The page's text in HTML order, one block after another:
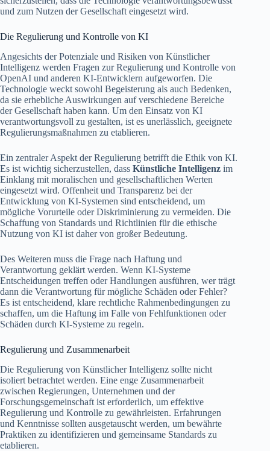
und zum Nutzen der Gesellschaft eingesetzt wird.
Die Regulierung und Kontrolle von KI
Angesichts der Potenziale und Risiken von Künstlicher
Intelligenz werden Fragen zur Regulierung und Kontrolle von
OpenAI und anderen KI-Entwicklern aufgeworfen. Die
Technologie weckt sowohl Begeisterung als auch Bedenken,
da sie erhebliche Auswirkungen auf verschiedene Bereiche
der Gesellschaft haben kann. Um den Einsatz von KI
verantwortungsvoll zu gestalten, ist es unerlässlich, geeignete
Regulierungsmaßnahmen zu etablieren.
Ein zentraler Aspekt der Regulierung betrifft die Ethik von KI.
Es ist wichtig sicherzustellen, dass Künstliche Intelligenz im
Einklang mit moralischen und gesellschaftlichen Werten
eingesetzt wird. Offenheit und Transparenz bei der
Entwicklung von KI-Systemen sind entscheidend, um
mögliche Vorurteile oder Diskriminierung zu vermeiden. Die
Schaffung von Standards und Richtlinien für die ethische
Nutzung von KI ist daher von großer Bedeutung.
Des Weiteren muss die Frage nach Haftung und
Verantwortung geklärt werden. Wenn KI-Systeme
Entscheidungen treffen oder Handlungen ausführen, wer trägt
dann die Verantwortung für mögliche Schäden oder Fehler?
Es ist entscheidend, klare rechtliche Rahmenbedingungen zu
schaffen, um die Haftung im Falle von Fehlfunktionen oder
Schäden durch KI-Systeme zu regeln.
Regulierung und Zusammenarbeit
Die Regulierung von Künstlicher Intelligenz sollte nicht
isoliert betrachtet werden. Eine enge Zusammenarbeit
zwischen Regierungen, Unternehmen und der
Forschungsgemeinschaft ist erforderlich, um effektive
Regulierung und Kontrolle zu gewährleisten. Erfahrungen
und Kenntnisse sollten ausgetauscht werden, um bewährte
Praktiken zu identifizieren und gemeinsame Standards zu
etablieren.